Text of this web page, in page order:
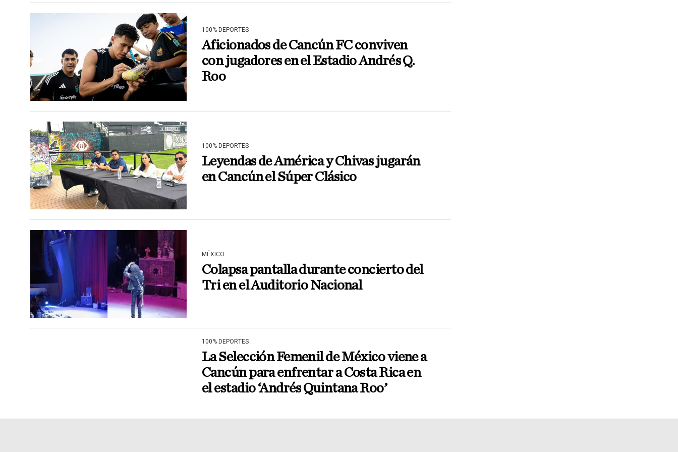
100% DEPORTES
Aficionados de Cancún FC conviven
con jugadores en el Estadio Andrés Q.
Roo
100% DEPORTES
Leyendas de América y Chivas jugarán
en Cancún el Súper Clásico
MÉXICO
Colapsa pantalla durante concierto del
Tri en el Auditorio Nacional
100% DEPORTES
La Selección Femenil de México viene a
Cancún para enfrentar a Costa Rica en
el estadio ‘Andrés Quintana Roo’